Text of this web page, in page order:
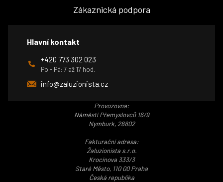
Zákaznická podpora
Hlavní kontakt
+420 773 302 023
Po - Pá: 7 až 17 hod.
info@zaluzionista.cz
Provozovna:
Náměstí Přemyslovců 16/9
Nymburk, 28802
Fakturační adresa:
Žaluzionista s.r.o.
Krocínova 333/3
Staré Město, 110 00 Praha
Česká republika